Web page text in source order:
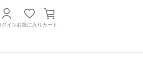
グインお気に入り カート